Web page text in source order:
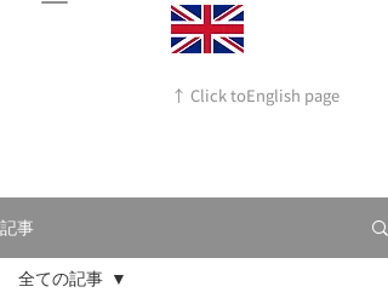
↑ Click toEnglish page
記事
全ての記事